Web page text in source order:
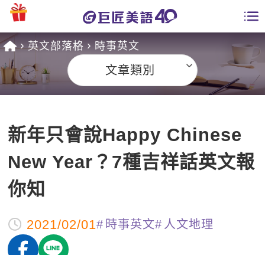
課程總覽
英文課程總表
英文會話
商用英文
英文檢定
免費資源
多益秒學堂
師資團隊
學習分享
學員專區
英文部落格 時事英文
文章類別
新年只會說Happy Chinese
New Year？7種吉祥話英文報
你知
2021/02/01 時事英文 人文地理